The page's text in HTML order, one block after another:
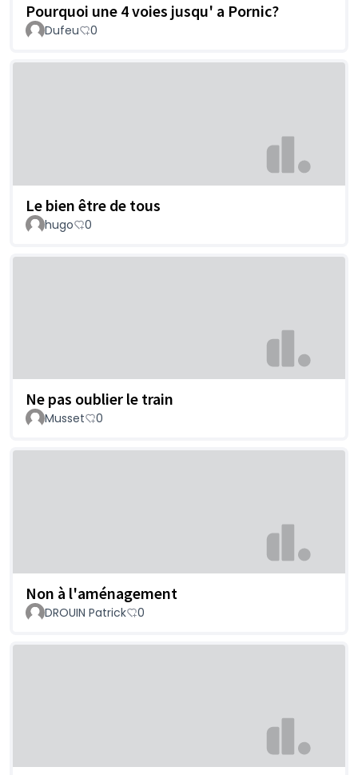
Pourquoi une 4 voies jusqu' a Pornic?
Dufeu 0
Le bien être de tous
hugo 0
Ne pas oublier le train
Musset 0
Non à l'aménagement
DROUIN Patrick 0